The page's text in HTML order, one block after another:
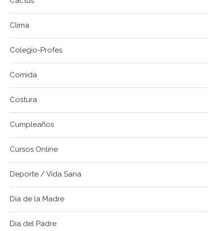
Clima
Colegio-Profes
Comida
Costura
Cumpleaños
Cursos Online
Deporte / Vida Sana
Dia de la Madre
Dia del Padre